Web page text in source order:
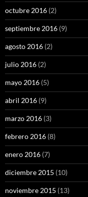
octubre 2016 (2)
septiembre 2016 (9)
agosto 2016 (2)
julio 2016 (2)
mayo 2016 (5)
abril 2016 (9)
marzo 2016 (3)
febrero 2016 (8)
enero 2016 (7)
diciembre 2015 (10)
noviembre 2015 (13)